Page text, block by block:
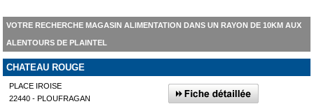
VOTRE RECHERCHE MAGASIN ALIMENTATION DANS UN RAYON DE 10KM AUX
ALENTOURS DE PLAINTEL
CHATEAU ROUGE
PLACE IROISE
22440 - PLOUFRAGAN